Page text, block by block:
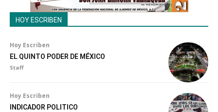
HOY ESCRIBEN
Hoy Escriben
EL QUINTO PODER DE MÉXICO
Staff
Hoy Escriben
INDICADOR POLITICO